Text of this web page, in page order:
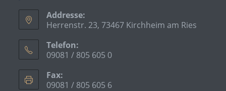
Addresse:
Herrenstr. 23, 73467 Kirchheim am Ries
Telefon:
09081 / 805 605 0
Fax:
09081 / 805 605 6